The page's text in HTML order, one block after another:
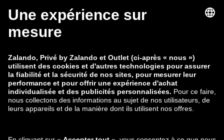
zalando-lounge.fi zalando-lounge.dk
zalando-lounge.co.uk
zalando-prive.es zalando-lounge.cz
zalando-lounge.lt zalando-lounge.sk
zalando-lounge.ro zalando-lounge.hr